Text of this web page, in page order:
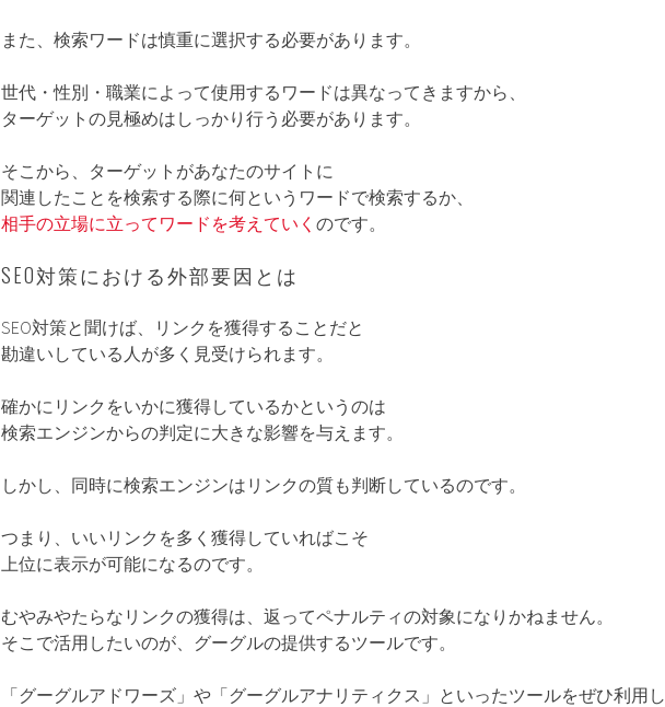
また、検索ワードは慎重に選択する必要があります。
世代・性別・職業によって使用するワードは異なってきますから、
ターゲットの見極めはしっかり行う必要があります。
そこから、ターゲットがあなたのサイトに
関連したことを検索する際に何というワードで検索するか、
相手の立場に立ってワードを考えていく のです。
SEO対策における外部要因とは
SEO対策と聞けば、リンクを獲得することだと
勘違いしている人が多く見受けられます。
確かにリンクをいかに獲得しているかというのは
検索エンジンからの判定に大きな影響を与えます。
しかし、同時に検索エンジンはリンクの質も判断しているのです。
つまり、いいリンクを多く獲得していればこそ
上位に表示が可能になるのです。
むやみやたらなリンクの獲得は、返ってペナルティの対象になりかねません。
そこで活用したいのが、グーグルの提供するツールです。
「グーグルアドワーズ」や「グーグルアナリティクス」といったツールをぜひ利用し